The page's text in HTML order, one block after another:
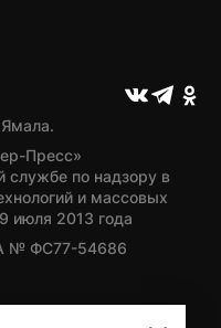
Пресс»
службе по надзору в
и массовых
июля 2013 года
№ ФС77-54686